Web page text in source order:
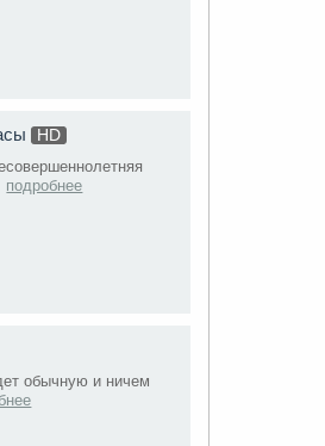
HD
подробнее
обычную и ничем